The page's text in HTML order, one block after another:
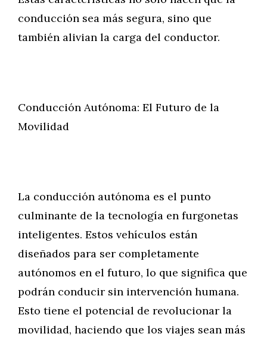
conducción sea más segura, sino que
también alivian la carga del conductor.
Conducción Autónoma: El Futuro de la
Movilidad
La conducción autónoma es el punto
culminante de la tecnología en furgonetas
inteligentes. Estos vehículos están
diseñados para ser completamente
autónomos en el futuro, lo que significa que
podrán conducir sin intervención humana.
Esto tiene el potencial de revolucionar la
movilidad, haciendo que los viajes sean más